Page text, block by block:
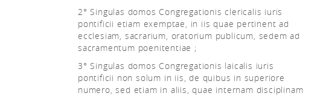
2° Singulas domos Congregationis clericalis iuris
pontificii etiam exemptae, in iis quae pertinent ad
ecclesiam, sacrarium, oratorium publicum, sedem ad
sacramentum poenitentiae ;
3° Singulas domos Congregationis laicalis iuris
pontificii non solum in iis, de quibus in superiore
numero, sed etiam in aliis, quae internam disciplinam